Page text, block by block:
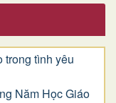
trong tình yêu
Năm Học Giáo